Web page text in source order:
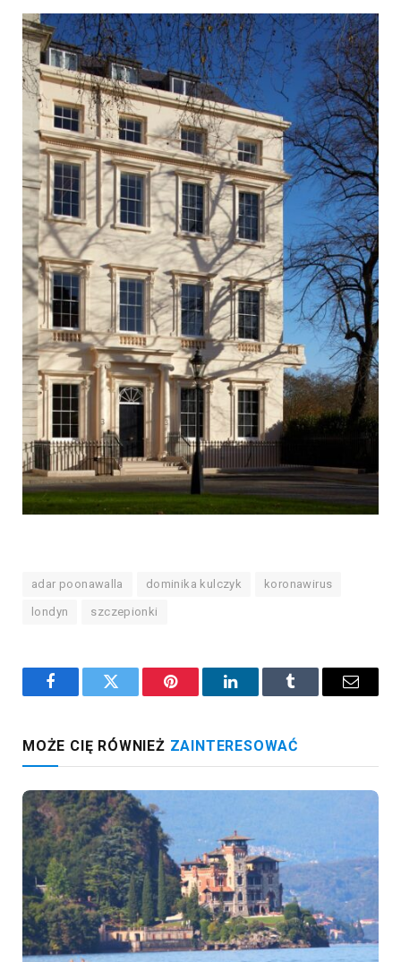
adar poonawalla dominika kulczyk koronawirus
londyn szczepionki
FacebookTwitter Pinterest LinkedInTumblr Email
MOŻE CIĘ RÓWNIEŻ ZAINTERESOWAĆ